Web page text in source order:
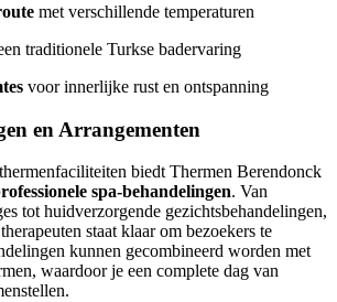
met verschillende temperaturen
traditionele Turkse badervaring
voor innerlijke rust en ontspanning
en Arrangementen
biedt Thermen Berendonck
spa-behandelingen. Van
tot huidverzorgende gezichtsbehandelingen,
staat klaar om bezoekers te
kunnen gecombineerd worden met
waardoor je een complete dag van